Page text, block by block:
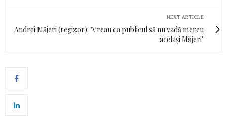
NEXT ARTICLE
Andrei Măjeri (regizor): "Vreau ca publicul să nu vadă mereu
același Măjeri"